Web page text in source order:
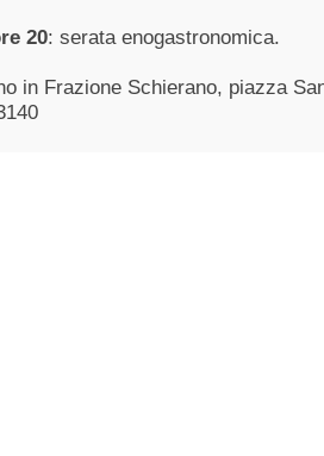
20: serata enogastronomica.
in Frazione Schierano, piazza